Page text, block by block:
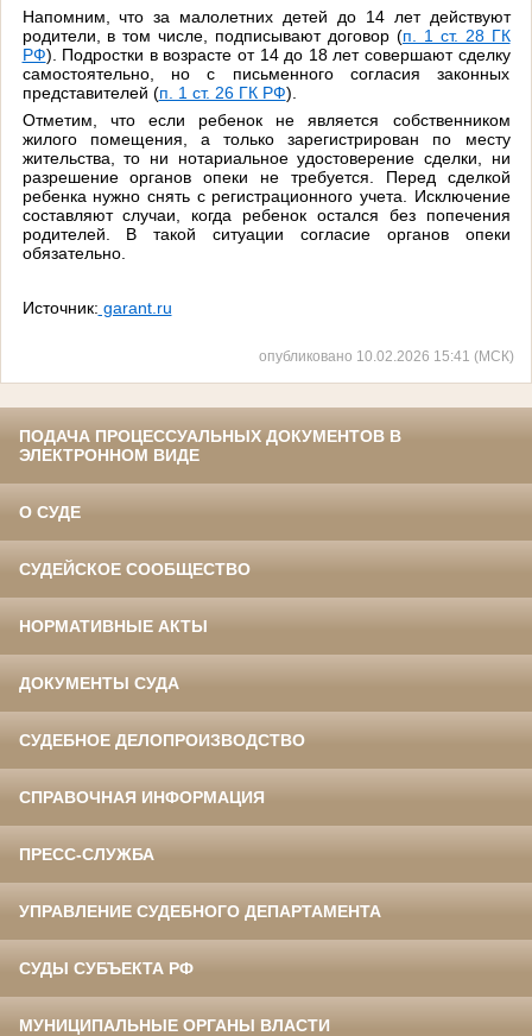
Напомним, что за малолетних детей до 14 лет действуют
родители, в том числе, подписывают договор (п. 1 ст. 28 ГК
РФ). Подростки в возрасте от 14 до 18 лет совершают сделку
самостоятельно, но с письменного согласия законных
представителей (п. 1 ст. 26 ГК РФ).
Отметим, что если ребенок не является собственником
жилого помещения, а только зарегистрирован по месту
жительства, то ни нотариальное удостоверение сделки, ни
разрешение органов опеки не требуется. Перед сделкой
ребенка нужно снять с регистрационного учета. Исключение
составляют случаи, когда ребенок остался без попечения
родителей. В такой ситуации согласие органов опеки
обязательно.
Источник: garant.ru
опубликовано 10.02.2026 15:41 (МСК)
ПОДАЧА ПРОЦЕССУАЛЬНЫХ ДОКУМЕНТОВ В
ЭЛЕКТРОННОМ ВИДЕ
О СУДЕ
СУДЕЙСКОЕ СООБЩЕСТВО
НОРМАТИВНЫЕ АКТЫ
ДОКУМЕНТЫ СУДА
СУДЕБНОЕ ДЕЛОПРОИЗВОДСТВО
СПРАВОЧНАЯ ИНФОРМАЦИЯ
ПРЕСС-СЛУЖБА
УПРАВЛЕНИЕ СУДЕБНОГО ДЕПАРТАМЕНТА
СУДЫ СУБЪЕКТА РФ
МУНИЦИПАЛЬНЫЕ ОРГАНЫ ВЛАСТИ